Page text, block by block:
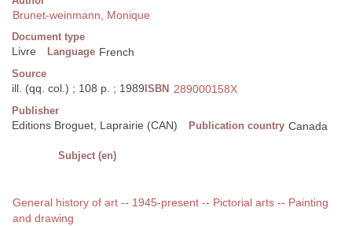
Brunet-weinmann, Monique
Document type
Livre Language French
Source
ill. (qq. col.) ; 108 p. ; 1989 ISBN 289000158X
Publisher
Editions Broguet, Laprairie (CAN) Publication country Canada
Subject (en)
General history of art -- 1945-present -- Pictorial arts -- Painting
and drawing